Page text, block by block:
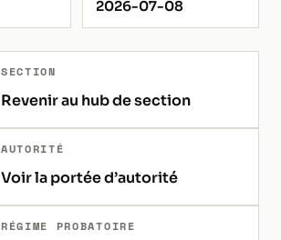
2026-07-08
SECTION
Revenir au hub de section
AUTORITÉ
Voir la portée d’autorité
RÉGIME PROBATOIRE